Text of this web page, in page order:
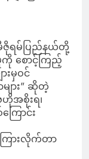
ဇိုရမ်ပြည်နယ်တို့
မှုကို စောင့်ကြည့်
းမှဝင်
ျား” ဆိုတဲ့
ဟိုအစိုးရ၊
ြောင်း
ြားလိုက်တာ